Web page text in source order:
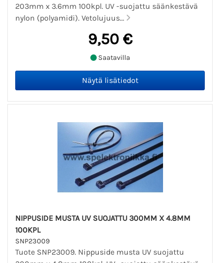
203mm x 3.6mm 100kpl. UV -suojattu säänkestävä
nylon (polyamidi). Vetolujuus...
9,50 €
Saatavilla
NIPPUSIDE MUSTA UV SUOJATTU 300MM X 4.8MM
100KPL
SNP23009
Tuote SNP23009. Nippuside musta UV suojattu